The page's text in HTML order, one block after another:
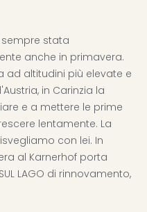
stata
anche in primavera.
ad altitudini più elevate e
in Carinzia la
e a mettere le prime
lentamente. La
con lei. In
al Karnerhof porta
LAGO di rinnovamento,